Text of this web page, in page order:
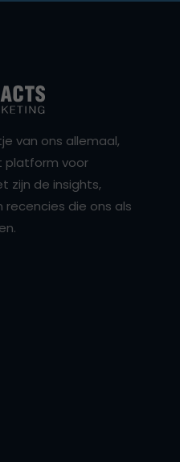
van ons allemaal,
platform voor
zijn de insights,
recencies die ons als